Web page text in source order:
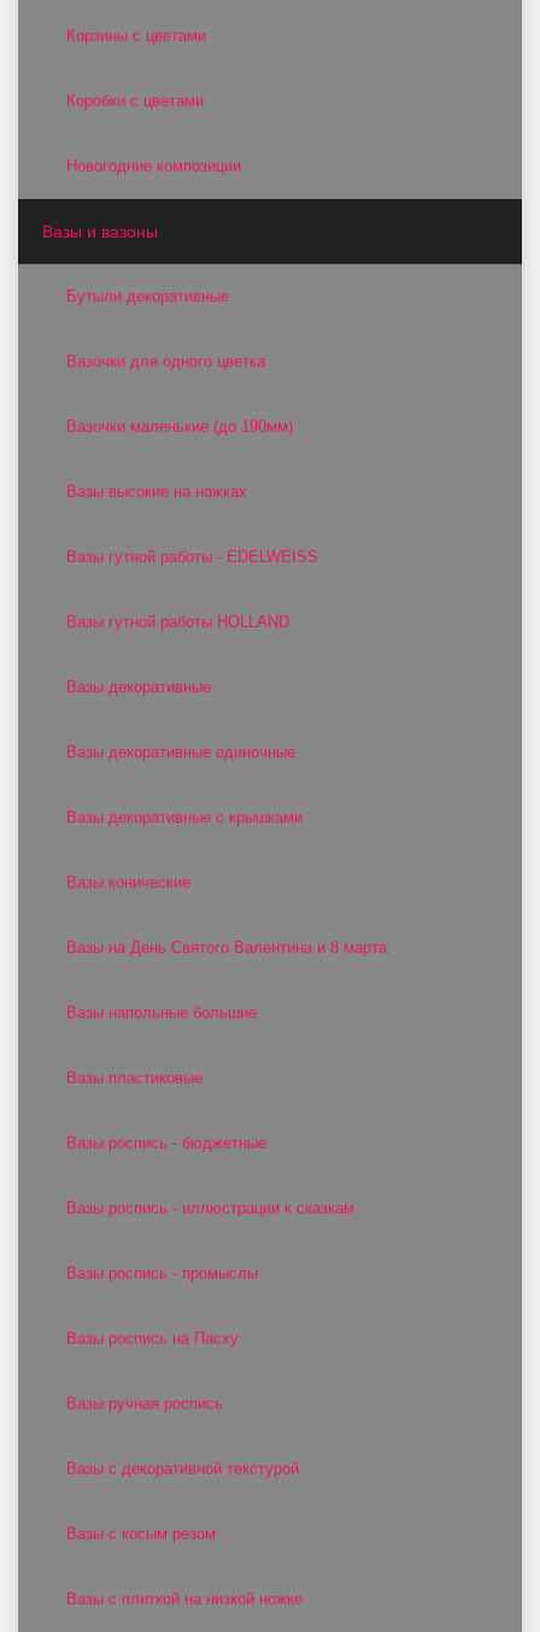
Корзины с цветами
Коробки с цветами
Новогодние композиции
Вазы и вазоны
Бутыли декоративные
Вазочки для одного цветка
Вазочки маленькие (до 190мм)
Вазы высокие на ножках
Вазы гутной работы - EDELWEISS
Вазы гутной работы HOLLAND
Вазы декоративные
Вазы декоративные одиночные
Вазы декоративные с крышками
Вазы конические
Вазы на День Святого Валентина и 8 марта
Вазы напольные большие
Вазы пластиковые
Вазы роспись - бюджетные
Вазы роспись - иллюстрации к сказкам
Вазы роспись - промыслы
Вазы роспись на Пасху
Вазы ручная роспись
Вазы с декоративной текстурой
Вазы с косым резом
Вазы с плиткой на низкой ножке